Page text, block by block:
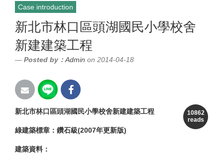
Case introduction
新北市林口區頭湖國民小學校舍
新建建築工程
Posted by： Admin on 2014-04-18
10862
reads
新北市林口區頭湖國民小學校舍新建建築工程
綠建築標章：鑽石級(2007年更新版)
建築資料：